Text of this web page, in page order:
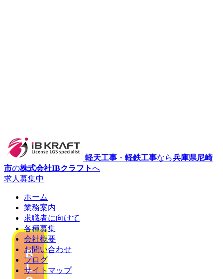
軽天工事 ・ 軽鉄工事なら兵庫県尼崎
市の株式会社IBクラフトへ
求人募集中
ホーム
業務案内
求職者に向けて
各種募集
会社概要
お問い合わせ
ブログ
サイトマップ